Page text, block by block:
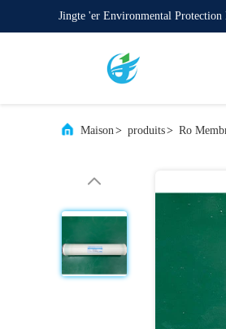
Jingte 'er Environmental
Maison> produits> Ro